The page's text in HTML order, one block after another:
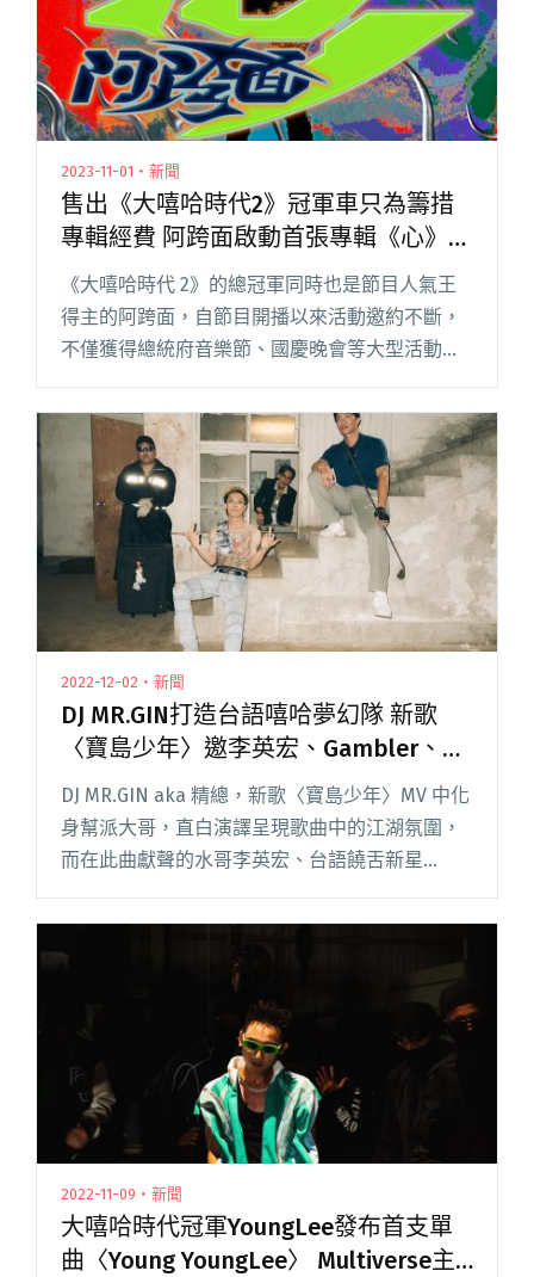
2023-11-01・新聞
售出《大嘻哈時代2》冠軍車只為籌措
專輯經費 阿跨面啟動首張專輯《心》募
資計畫
《大嘻哈時代 2》的總冠軍同時也是節目人氣王
得主的阿跨面，自節目開播以來活動邀約不斷，
不僅獲得總統府音樂節、國慶晚會等大型活動表
演邀約，更登上金鐘獎的舞台演出，同時入圍金
音獎最佳現場演出，人氣節節攀升高居不下。在
金音獎頒獎典禮成功落幕後 ，閱讀全文 "售出
《大嘻哈時代2》冠軍車只為籌措專輯經費 阿跨
面啟動首張專輯《心》募資計畫"
2022-12-02・新聞
DJ MR.GIN打造台語嘻哈夢幻隊 新歌
〈寶島少年〉邀李英宏、Gambler、潤
少獻聲
DJ MR.GIN aka 精總，新歌〈寶島少年〉MV 中化
身幫派大哥，直白演譯呈現歌曲中的江湖氛圍，
而在此曲獻聲的水哥李英宏、台語饒舌新星
Gambler 及潤少也各自出演精總的事業夥伴。 全
片就由這群亦正亦邪的地下商業集團綁架一名人
質揭閱讀全文 "DJ MR.GIN打造台語嘻哈夢幻隊 新
歌〈寶島少年〉邀李英宏、Gambler、潤少獻聲"
2022-11-09・新聞
大嘻哈時代冠軍YoungLee發布首支單
曲〈Young YoungLee〉 Multiverse主